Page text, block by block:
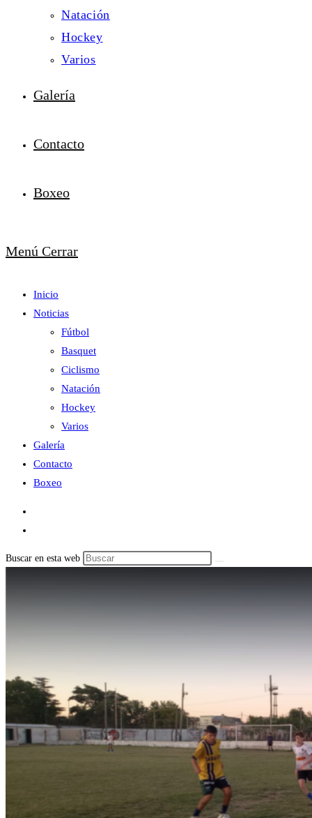
Natación
Hockey
Varios
Galería
Contacto
Boxeo
Menú Cerrar
Inicio
Noticias
Fútbol
Basquet
Ciclismo
Natación
Hockey
Varios
Galería
Contacto
Boxeo
Buscar en esta web